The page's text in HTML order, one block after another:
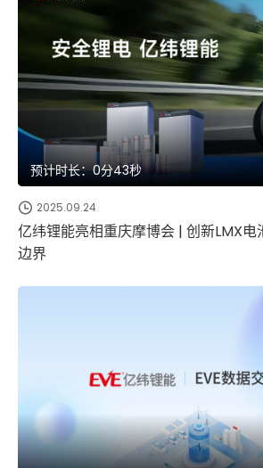
预计时长：0分43秒
2025.09.24
亿纬锂能亮相重庆摩博会 | 创新LMX
边界